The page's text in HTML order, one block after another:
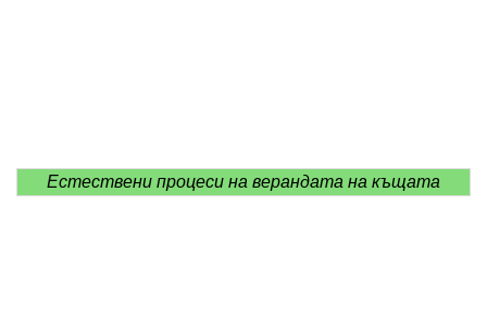
Естествени процеси на верандата на къщата